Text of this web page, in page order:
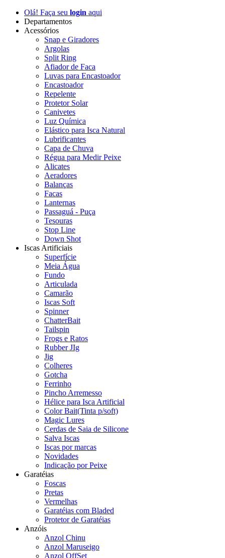
Olá! Faça seu login aqui
Departamentos
Acessórios
Snap e Giradores
Argolas
Split Ring
Afiador de Faca
Luvas para Encastoador
Encastoador
Repelente
Protetor Solar
Canivetes
Luz Química
Elástico para Isca Natural
Lubrificantes
Capa de Chuva
Régua para Medir Peixe
Alicates
Aeradores
Balanças
Facas
Lanternas
Passaguá - Puça
Tesouras
Stop Line
Down Shot
Iscas Artificiais
Superfície
Meia Água
Fundo
Articulada
Camarão
Iscas Soft
Spinner
ChatterBait
Tailspin
Frogs e Ratos
Rubber JIg
Jig
Colheres
Gotcha
Ferrinho
Pincho Arremesso
Hélice para Isca Artificial
Color Bait(Tinta p/soft)
Magic Lures
Cerdas de Saia de Silicone
Salva Iscas
Iscas por marcas
Novidades
Indicação por Peixe
Garatéias
Foscas
Pretas
Vermelhas
Garatéias com Bladed
Protetor de Garatéias
Anzóis
Anzol Chinu
Anzol Maruseigo
Anzol OffSet